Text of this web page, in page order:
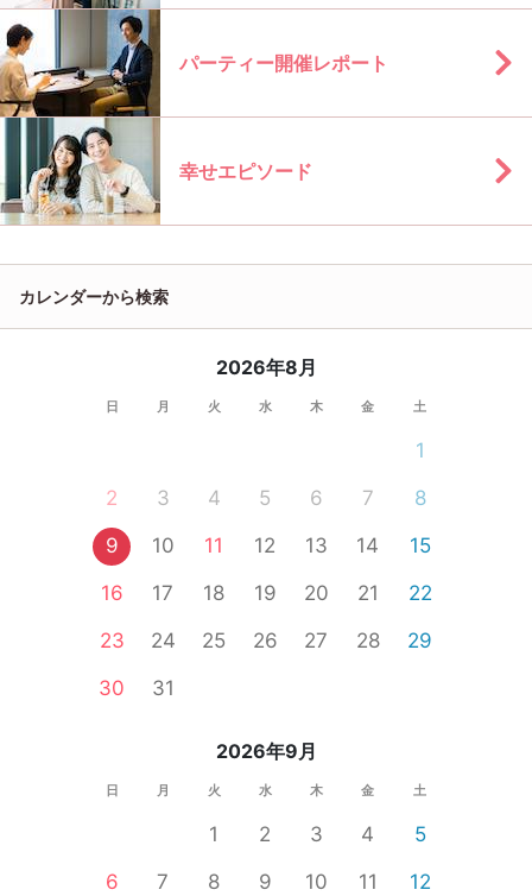
パーティー開催レポート
幸せエピソード
カレンダーから検索
2026年8月
日 月 火 水 木 金 土
1
2
3 4 5 6 7
8
9
10 11 12 13 14
15
16
17 18 19 20 21
22
23
24 25 26 27 28
29
30
31
2026年9月
日 月 火 水 木 金 土
1 2 3 4
5
6
7 8 9 10 11
12